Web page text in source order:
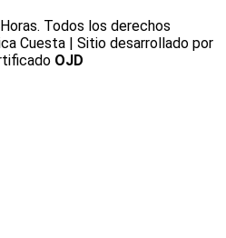
Todos los derechos
Cuesta | Sitio desarrollado por
OJD